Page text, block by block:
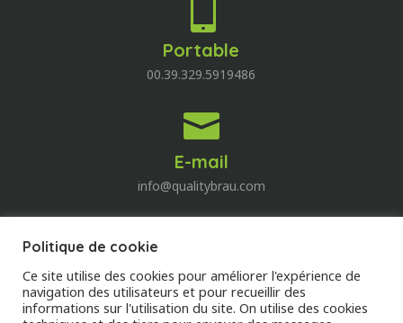

Portable
00.39.329.5919486

E-mail
info@qualitybrau.com
Quality Wine
Découvrez le monde du vin!
Politique de cookie
Ce site utilise des cookies pour améliorer l'expérience de
navigation des utilisateurs et pour recueillir des
informations sur l'utilisation du site. On utilise des cookies